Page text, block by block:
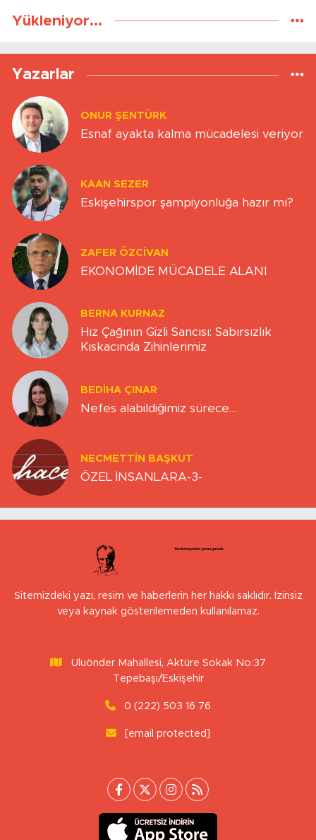
Yükleniyor...
Yazarlar
ONUR ŞENTÜRK
Esnaf ayakta kalma mücadelesi veriyor
KAAN SEZER
Eskişehirspor şampiyonluğa hazır mı?
ZAFER ÖZCIVAN
EKONOMİDE MÜCADELE ALANI
BERNA KURNAZ
Hız Çağının Gizli Sancısı: Sabırsızlık
Kıskacında Zihinlerimiz
BEDIHA ÇINAR
Nefes alabildiğimiz sürece…
NECMETTIN BAŞKUT
ÖZEL İNSANLARA-3-
Sitemizdeki yazı, resim ve haberlerin her hakkı saklıdır. İzinsiz
veya kaynak gösterilemeden kullanılamaz.
Uluönder Mahallesi, Aktüre Sokak No:37
Tepebaşı/Eskişehir
0 (222) 503 16 76
[email protected]